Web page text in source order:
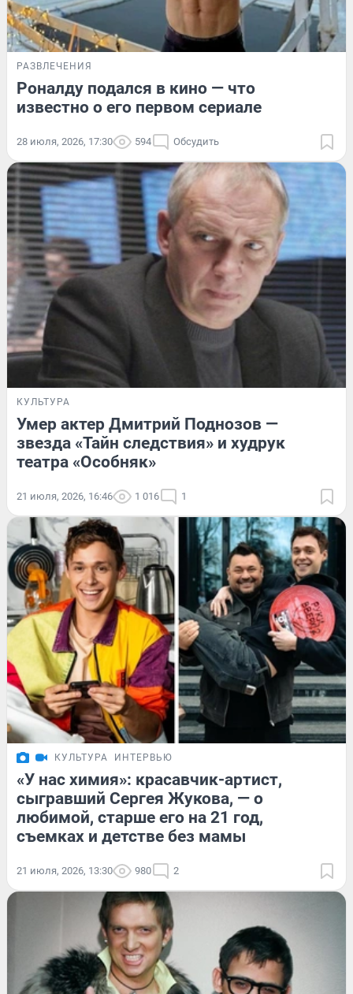
РАЗВЛЕЧЕНИЯ
Роналду подался в кино — что
известно о его первом сериале
28 июля, 2026, 17:30 594 Обсудить
КУЛЬТУРА
Умер актер Дмитрий Поднозов —
звезда «Тайн следствия» и худрук
театра «Особняк»
21 июля, 2026, 16:46 1 016 1
КУЛЬТУРА ИНТЕРВЬЮ
«У нас химия»: красавчик-артист,
сыгравший Сергея Жукова, — о
любимой, старше его на 21 год,
съемках и детстве без мамы
21 июля, 2026, 13:30 980 2